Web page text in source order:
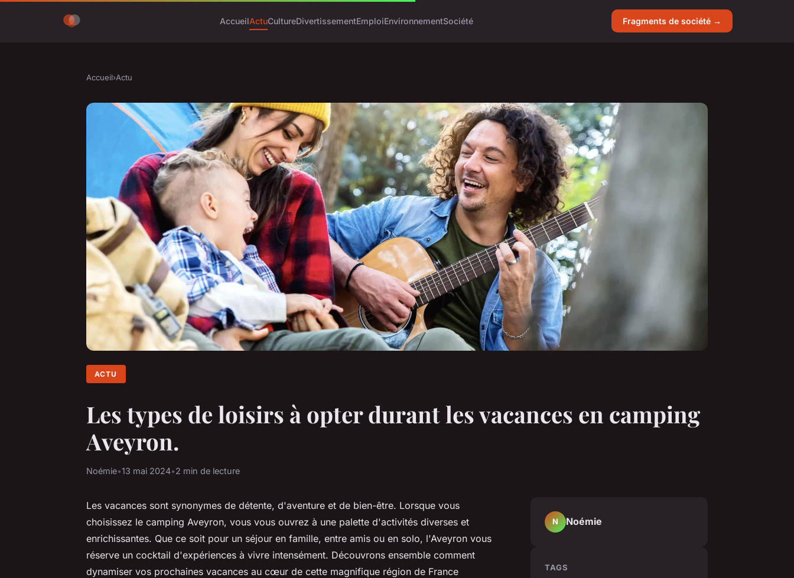
AccueilActuCultureDivertissementEmploiEnvironnementSociété Fragments de société →
Accueil›Actu
ACTU
Les types de loisirs à opter durant les vacances en camping
Aveyron.
Noémie•13 mai 2024•2 min de lecture
Les vacances sont synonymes de détente, d'aventure et de bien-être. Lorsque vous
choisissez le camping Aveyron, vous vous ouvrez à une palette d'activités diverses et
enrichissantes. Que ce soit pour un séjour en famille, entre amis ou en solo, l'Aveyron vous
réserve un cocktail d'expériences à vivre intensément. Découvrons ensemble comment
dynamiser vos prochaines vacances au cœur de cette magnifique région de France
N Noémie
TAGS